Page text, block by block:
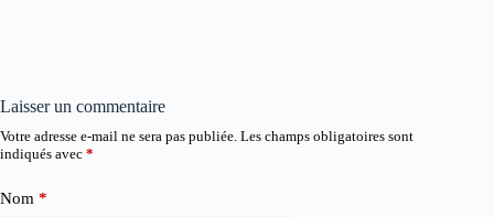
Laisser un commentaire
Votre adresse e-mail ne sera pas publiée. Les champs obligatoires sont
indiqués avec *
Nom *